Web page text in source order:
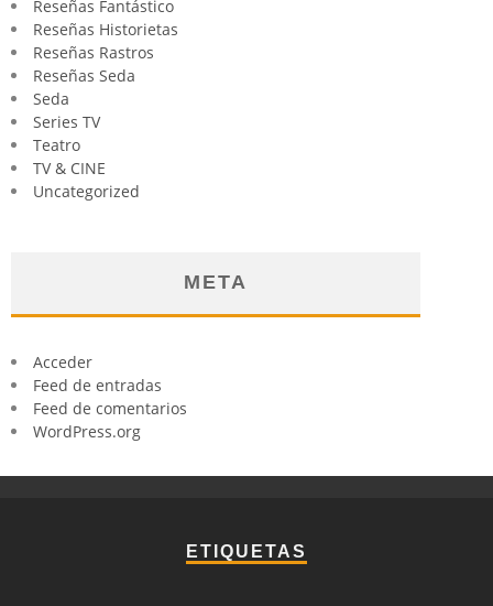
Reseñas Fantástico
Reseñas Historietas
Reseñas Rastros
Reseñas Seda
Seda
Series TV
Teatro
TV & CINE
Uncategorized
META
Acceder
Feed de entradas
Feed de comentarios
WordPress.org
ETIQUETAS